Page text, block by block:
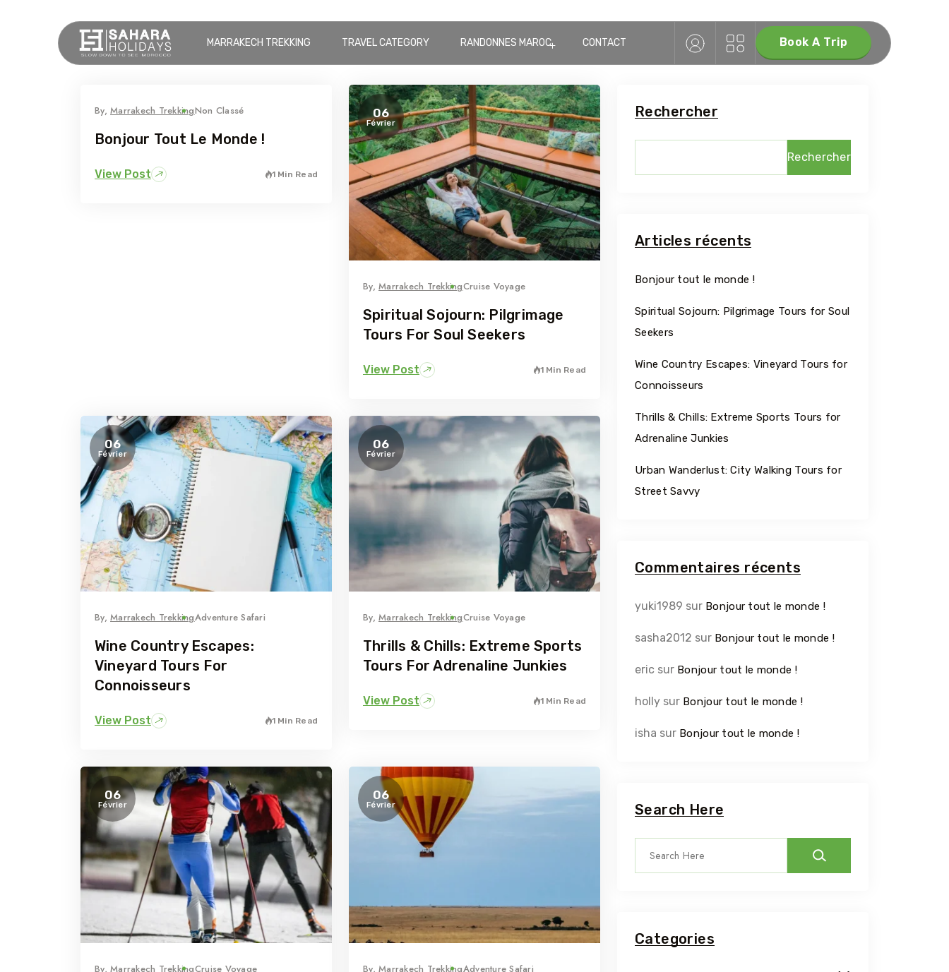
MARRAKECH TREKKING TRAVEL CATEGORY RANDONNES MAROC CONTACT Book A Trip
By,Marrakech TrekkingNon Classé
Bonjour Tout Le Monde !
View Post 1 Min Read
06
Février
By,Marrakech TrekkingCruise Voyage
Spiritual Sojourn: Pilgrimage
Tours For Soul Seekers
View Post 1 Min Read
06
Février
By,Marrakech TrekkingAdventure Safari
Wine Country Escapes:
Vineyard Tours For
Connoisseurs
View Post 1 Min Read
06
Février
By,Marrakech TrekkingCruise Voyage
Thrills & Chills: Extreme Sports
Tours For Adrenaline Junkies
View Post 1 Min Read
06
Février
By,Marrakech TrekkingCruise Voyage
06
Février
By,Marrakech TrekkingAdventure Safari
Rechercher
Rechercher
Articles récents
Bonjour tout le monde !
Spiritual Sojourn: Pilgrimage Tours for Soul
Seekers
Wine Country Escapes: Vineyard Tours for
Connoisseurs
Thrills & Chills: Extreme Sports Tours for
Adrenaline Junkies
Urban Wanderlust: City Walking Tours for
Street Savvy
Commentaires récents
yuki1989 sur Bonjour tout le monde !
sasha2012 sur Bonjour tout le monde !
eric sur Bonjour tout le monde !
holly sur Bonjour tout le monde !
isha sur Bonjour tout le monde !
Search Here
Categories